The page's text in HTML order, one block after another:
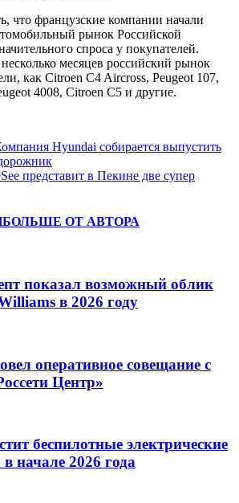
что французские компании начали
рынок Российской
спроса у покупателей.
месяцев российский рынок
как Citroen C4 Aircross, Peugeot 107,
4008, Citroen C5 и другие.
Hyundai собирается выпустить
представит в Пекине две супер
БОЛЬШЕ ОТ АВТОРА
показал возможный облик
в 2026 году
оперативное совещание с
Центр»
беспилотные электрические
начале 2026 года